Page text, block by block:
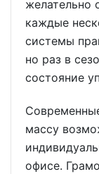
желательно
каждые
системы
но раз в
состояние
массу
офисе.